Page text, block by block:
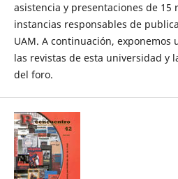
asistencia y presentaciones de 15
instancias responsables de
UAM. A continuación,
las revistas de esta universidad y
del foro.